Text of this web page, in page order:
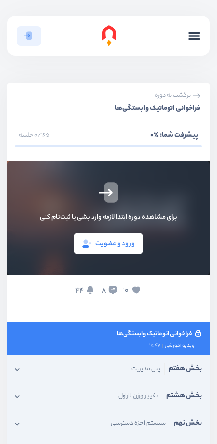
برگشت به دوره
فراخوانی اتوماتیک وابستگی‌ها
پیشرفت شما:٪0 0/165 جلسه
برای مشاهده دوره ابتدا لازمه وارد بشی یا ثبت‌نام کنی
ورود و عضویت
10
8
44
بخش دوم
بخش چهارم ری‌کپچا گوگل
مفاهیم هسته لاراول
ویدیو آموزشی
فراخوانی اتوماتیک وابستگی‌ها
ویدیو آموزشی 10:47
بخش هفتم پنل مدیریت
بخش هشتم تغییر ورژن لاراول
بخش نهم سیستم اجازه دسترسی